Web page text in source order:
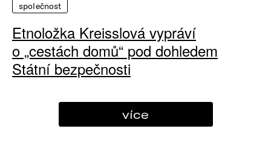
společnost
Etnoložka Kreisslová vypráví
o „cestách domů“ pod dohledem
Státní bezpečnosti
více